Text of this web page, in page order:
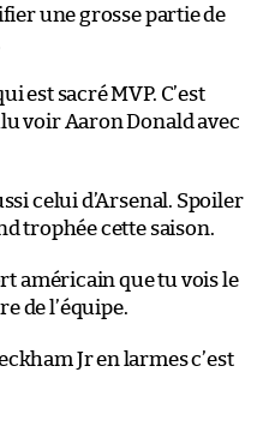
une grosse partie de
est sacré MVP. C’est
voir Aaron Donald avec
celui d’Arsenal. Spoiler
trophée cette saison.
américain que tu vois le
de l’équipe.
Jr en larmes c’est